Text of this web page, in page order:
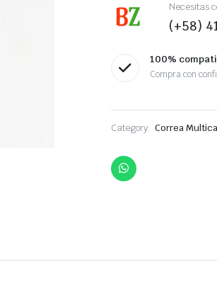
Necesitas
(+58)
100%
Compra con
Category: Correa